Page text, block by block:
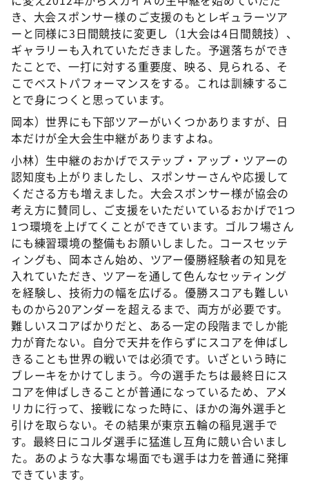
き、大会スポンサー様のご支援のもとレギュラーツア
ーと同様に3日間競技に変更し（1大会は4日間競技）、
ギャラリーも入れていただきました。予選落ちができ
たことで、一打に対する重要度、映る、見られる、そ
こでベストパフォーマンスをする。これは訓練するこ
とで身につくと思っています。
岡本）世界にも下部ツアーがいくつかありますが、日
本だけが全大会生中継がありますよね。
小林）生中継のおかげでステップ・アップ・ツアーの
認知度も上がりましたし、スポンサーさんや応援して
くださる方も増えました。大会スポンサー様が協会の
考え方に賛同し、ご支援をいただいているおかげで1つ
1つ環境を上げてくことができています。ゴルフ場さん
にも練習環境の整備もお願いしました。コースセッテ
ィングも、岡本さん始め、ツアー優勝経験者の知見を
入れていただき、ツアーを通して色んなセッティング
を経験し、技術力の幅を広げる。優勝スコアも難しい
ものから20アンダーを超えるまで、両方が必要です。
難しいスコアばかりだと、ある一定の段階までしか能
力が育たない。自分で天井を作らずにスコアを伸ばし
きることも世界の戦いでは必須です。いざという時に
ブレーキをかけてしまう。今の選手たちは最終日にス
コアを伸ばしきることが普通になっているため、アメ
リカに行って、接戦になった時に、ほかの海外選手と
引けを取らない。その結果が東京五輪の稲見選手で
す。最終日にコルダ選手に猛進し互角に競い合いまし
た。あのような大事な場面でも選手は力を普通に発揮
できています。